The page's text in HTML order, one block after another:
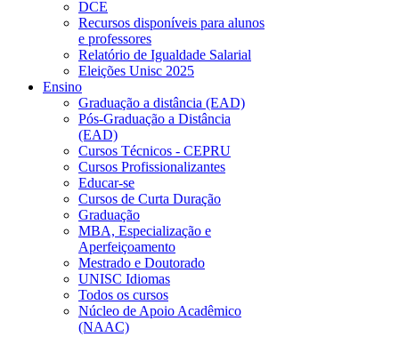
DCE
Recursos disponíveis para alunos
e professores
Relatório de Igualdade Salarial
Eleições Unisc 2025
Ensino
Graduação a distância (EAD)
Pós-Graduação a Distância
(EAD)
Cursos Técnicos - CEPRU
Cursos Profissionalizantes
Educar-se
Cursos de Curta Duração
Graduação
MBA, Especialização e
Aperfeiçoamento
Mestrado e Doutorado
UNISC Idiomas
Todos os cursos
Núcleo de Apoio Acadêmico
(NAAC)